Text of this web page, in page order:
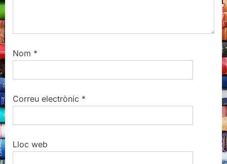
Nom *
Correu electrònic *
Lloc web